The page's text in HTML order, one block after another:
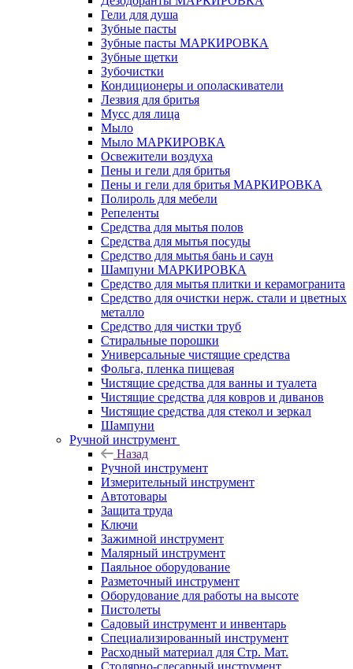
Гели для душа
Зубные пасты
Зубные пасты МАРКИРОВКА
Зубные щетки
Зубочистки
Кондиционеры и ополаскиватели
Лезвия для бритья
Мусс для лица
Мыло
Мыло МАРКИРОВКА
Освежители воздуха
Пены и гели для бритья
Пены и гели для бритья МАРКИРОВКА
Полироль для мебели
Репеленты
Средства для мытья полов
Средства для мытья посуды
Средство для мытья бань и саун
Шампуни МАРКИРОВКА
Средство для мытья плитки и керамогранита
Средство для очистки нерж. стали и цветных
металло
Средство для чистки труб
Стиральные порошки
Универсальные чистящие средства
Фольга, пленка пищевая
Чистящие средства для ванны и туалета
Чистящие средства для ковров и диванов
Чистящие средства для стекол и зеркал
Шампуни
Ручной инструмент
Назад
Ручной инструмент
Измерительный инструмент
Автотовары
Защита труда
Ключи
Зажимной инструмент
Малярный инструмент
Паяльное оборудование
Разметочный инструмент
Оборудование для работы на высоте
Пистолеты
Садовый инструмент и инвентарь
Специализированный инструмент
Расходный материал для Стр. Мат.
Столярно-слесарный инструмент